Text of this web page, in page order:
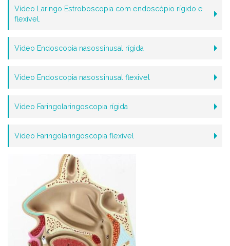
Vídeo Laringo Estroboscopia com endoscópio rígido e
flexível.
Vídeo Endoscopia nasossinusal rígida
Vídeo Endoscopia nasossinusal flexivel
Vídeo Faringolaringoscopia rígida
Vídeo Faringolaringoscopia flexível